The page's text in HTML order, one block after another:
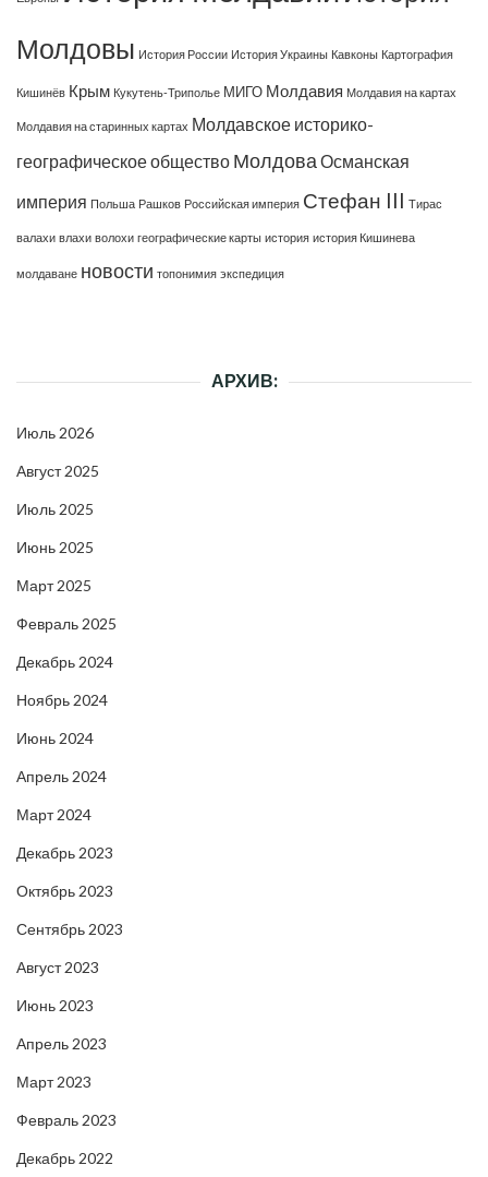
Молдовы История России История Украины Кавконы Картография
Кишинёв Крым Кукутень-Триполье МИГО Молдавия Молдавия на картах
Молдавия на старинных картах Молдавское историко-
географическое общество Молдова Османская
империя Польша Рашков Российская империя Стефан III Тирас
валахи влахи волохи географические карты история история Кишинева
молдаване новости топонимия экспедиция
АРХИВ:
Июль 2026
Август 2025
Июль 2025
Июнь 2025
Март 2025
Февраль 2025
Декабрь 2024
Ноябрь 2024
Июнь 2024
Апрель 2024
Март 2024
Декабрь 2023
Октябрь 2023
Сентябрь 2023
Август 2023
Июнь 2023
Апрель 2023
Март 2023
Февраль 2023
Декабрь 2022